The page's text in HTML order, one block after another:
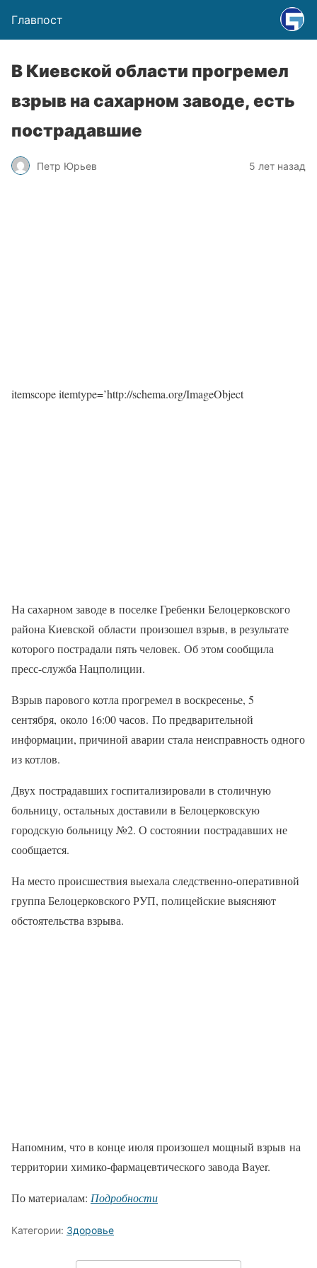
Главпост
В Киевской области прогремел
взрыв на сахарном заводе, есть
пострадавшие
Петр Юрьев 5 лет назад
itemscope itemtype=’http://schema.org/ImageObject
На сахарном заводе в поселке Гребенки Белоцерковского
района Киевской области произошел взрыв, в результате
которого пострадали пять человек. Об этом сообщила
пресс-служба Нацполиции.
Взрыв парового котла прогремел в воскресенье, 5
сентября, около 16:00 часов. По предварительной
информации, причиной аварии стала неисправность одного
из котлов.
Двух пострадавших госпитализировали в столичную
больницу, остальных доставили в Белоцерковскую
городскую больницу №2. О состоянии пострадавших не
сообщается.
На место происшествия выехала следственно-оперативной
группа Белоцерковского РУП, полицейские выясняют
обстоятельства взрыва.
Напомним, что в конце июля произошел мощный взрыв на
территории химико-фармацевтического завода Bayer.
По материалам: Подробности
Категории: Здоровье